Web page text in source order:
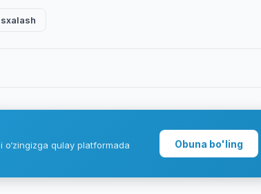
qulay platformada
Obuna bo'ling